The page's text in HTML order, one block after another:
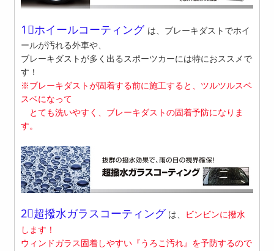
1⃣ホイールコーティング は、ブレーキダストでホイ
ールが汚れる外車や、
ブレーキダストが多く出るスポーツカーには特におススメで
す！
※ブレーキダストが固着する前に施工すると、ツルツルスベ
スベになって
とても洗いやすく、ブレーキダストの固着予防になりま
す。
2⃣超撥水ガラスコーティング は、
ビンビンに撥水
します！
ウィンドガラス固着しやすい『うろこ汚れ』を予防するので